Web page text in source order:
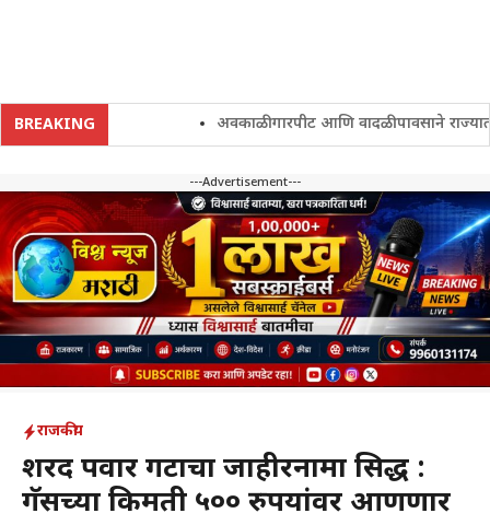
BREAKING अवकाळी गारपीट आणि वादळी पावसाने
---Advertisement---
राजकीय
शरद पवार गटाचा जाहीरनामा प्रसिद्ध :
गॅसच्या किमती ५०० रुपयांवर आणणार